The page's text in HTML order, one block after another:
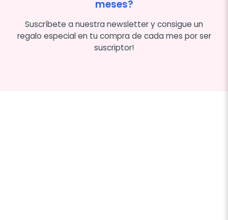
meses?
Suscríbete a nuestra newsletter y consigue un
regalo especial en tu compra de cada mes por ser
suscriptor!